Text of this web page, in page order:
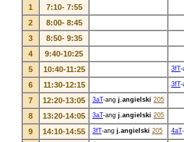
1
7:10- 7:55
2
8:00- 8:45
3 8:50- 9:35
4 9:40-10:25
5 10:40-11:25 3fT-
6 11:30-12:15 3fT-
7 12:20-13:05 3aT-ang j.angielski 205
8
13:20-14:05 3aT-ang j.angielski 205
9
14:10-14:55 3fT-ang j.angielski 205 4aT